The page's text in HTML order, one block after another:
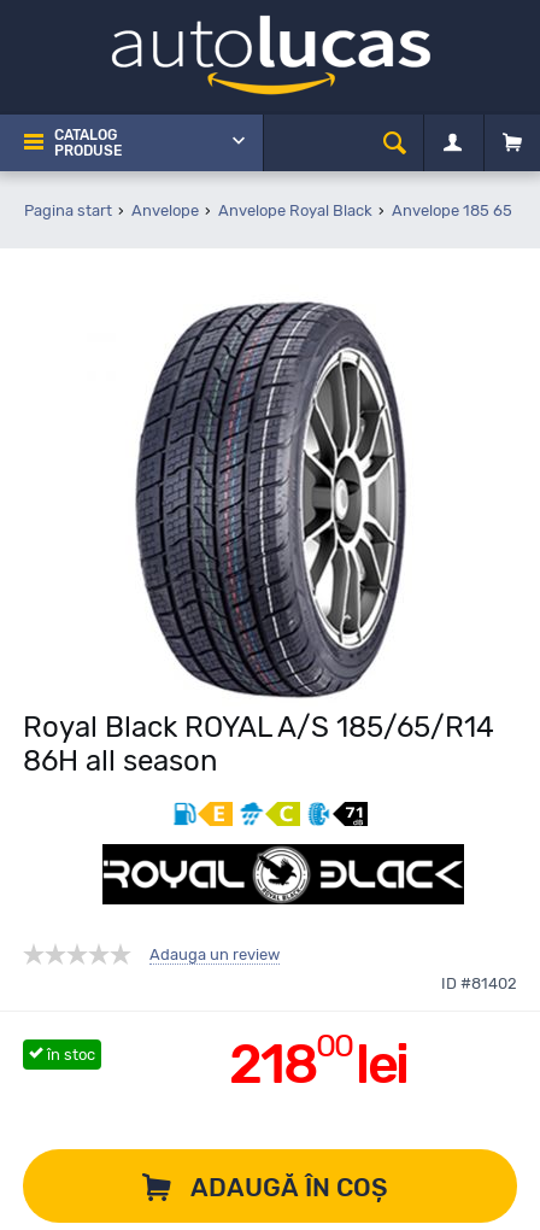
CATALOG
PRODUSE
Pagina start Anvelope Anvelope Royal Black Anvelope 185 65
Royal Black ROYAL A/S 185/65/R14
86H all season
Adauga un review
ID #81402
21800lei
în stoc
ADAUGĂ ÎN COȘ